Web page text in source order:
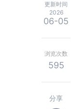
更新时间
2026
06-05
浏览次数
595
分享